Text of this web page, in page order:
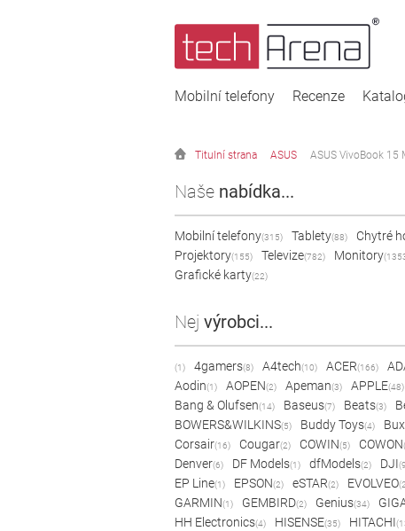
Mobilní telefony Recenze
Titulní strana ASUS ASUS VivoBook 15
Naše nabídka...
Mobilní telefony(315) Tablety(88) Chytré
Projektory(155) Televize(782) Monitory
Grafické karty(22)
Nej výrobci...
(1) 4gamers(8) A4tech(10) ACER(166)
Aodin(1) AOPEN(2) Apeman(3) APPLE(48)
Bang & Olufsen(14) Baseus(7) Beats(3)
BOWERS&WILKINS(5) Buddy Toys(4)
Corsair(16) Cougar(2) COWIN(5) COWON
Denver(6) DF Models(1) dfModels(2) DJI
EP Line(1) EPSON(2) eSTAR(2) EVOLVEO
GARMIN(1) GEMBIRD(2) Genius(34)
HH Electronics(4) HISENSE(35) HITACHI